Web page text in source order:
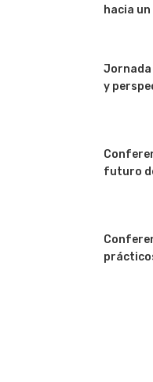
hacia
Jornada
y
futuro